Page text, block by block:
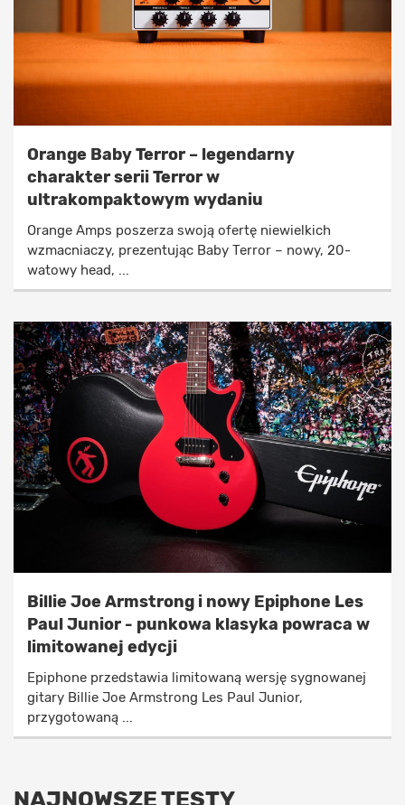
Orange Baby Terror – legendarny
charakter serii Terror w
ultrakompaktowym wydaniu
Orange Amps poszerza swoją ofertę niewielkich
wzmacniaczy, prezentując Baby Terror – nowy, 20-
watowy head, ...
Billie Joe Armstrong i nowy Epiphone Les
Paul Junior - punkowa klasyka powraca w
limitowanej edycji
Epiphone przedstawia limitowaną wersję sygnowanej
gitary Billie Joe Armstrong Les Paul Junior,
przygotowaną ...
NAJNOWSZE TESTY